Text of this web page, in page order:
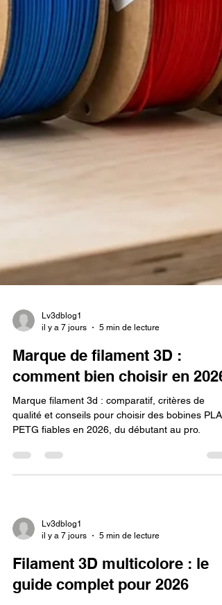
il y a 7 jours
5 min de lecture
Marque de filament 3D :
comment bien choisir en 2026
Marque filament 3d : comparatif, critères de
PETG fiables en 2026, du débutant au pro.
il y a 7 jours
5 min de lecture
Filament 3D multicolore : le